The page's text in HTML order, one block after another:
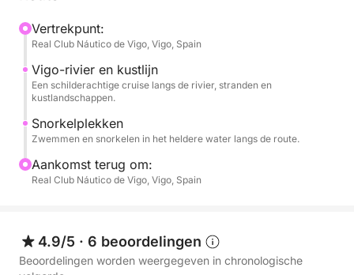
om te zwemmen, te ontspannen en de
onderwaterwereld te ontdekken.
Deze ervaring is ideaal voor een korte ontsnapping
op zee met vrienden, familie of voor een speciale
gelegenheid.
Vaar langs de kustlijn van Vigo en combineer
riviervaart met strandverkenning, met zwem- en
Niet inbegrepen:
Bemanning (kapitein en stuurman): € 200 (te betalen
Vertrekpunt:
Real Club Náutico de Vigo, Vigo, Spain
Vigo-rivier en kustlijn
Een schilderachtige cruise langs de rivier, stranden en
kustlandschappen.
Snorkelplekken
Zwemmen en snorkelen in het heldere water langs de route.
Aankomst terug om:
Real Club Náutico de Vigo, Vigo, Spain
4.9/5 · 6 beoordelingen
Beoordelingen worden weergegeven in chronologische